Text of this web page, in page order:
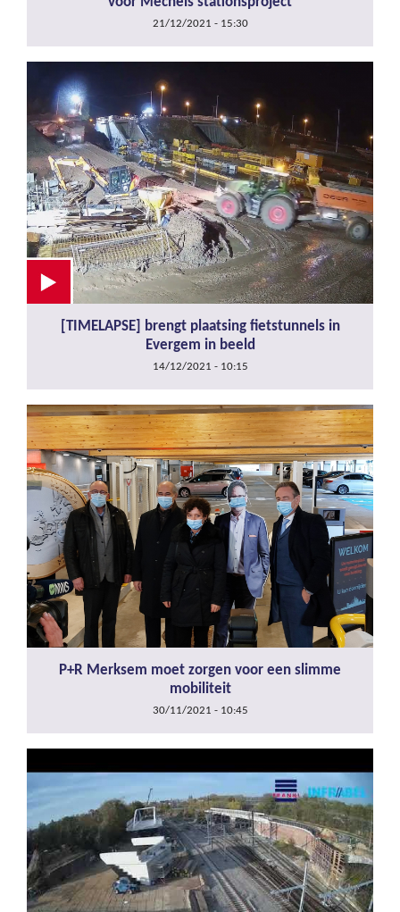
21/12/2021 - 15:30
[TIMELAPSE] brengt plaatsing fietstunnels in
Evergem in beeld
14/12/2021 - 10:15
P+R Merksem moet zorgen voor een slimme
mobiliteit
30/11/2021 - 10:45